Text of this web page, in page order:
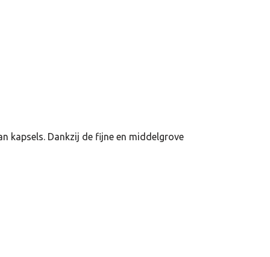
kapsels. Dankzij de fijne en middelgrove